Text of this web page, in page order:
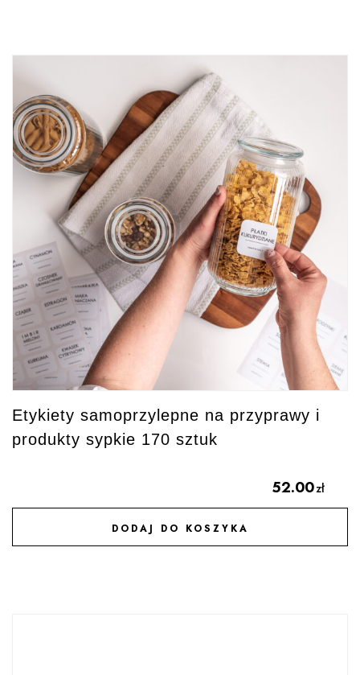
Etykiety samoprzylepne na przyprawy i
produkty sypkie 170 sztuk
52.00zł
DODAJ DO KOSZYKA
DODAJ DO ULUBIONYCH